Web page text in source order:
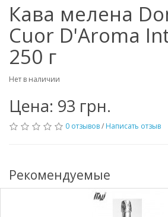
Кава мелена
Cuor D'Aroma
250 г
Нет в наличии
Цена: 93 грн.
0 отзывов/ Написать отзыв
Рекомендуемые